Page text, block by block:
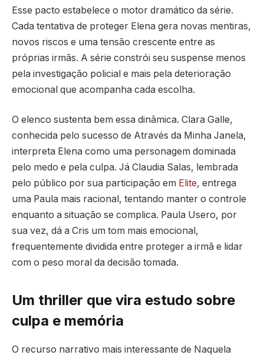
Esse pacto estabelece o motor dramático da série.
Cada tentativa de proteger Elena gera novas mentiras,
novos riscos e uma tensão crescente entre as
próprias irmãs. A série constrói seu suspense menos
pela investigação policial e mais pela deterioração
emocional que acompanha cada escolha.
O elenco sustenta bem essa dinâmica. Clara Galle,
conhecida pelo sucesso de Através da Minha Janela,
interpreta Elena como uma personagem dominada
pelo medo e pela culpa. Já Claudia Salas, lembrada
pelo público por sua participação em Elite, entrega
uma Paula mais racional, tentando manter o controle
enquanto a situação se complica. Paula Usero, por
sua vez, dá a Cris um tom mais emocional,
frequentemente dividida entre proteger a irmã e lidar
com o peso moral da decisão tomada.
Um thriller que vira estudo sobre
culpa e memória
O recurso narrativo mais interessante de Naquela